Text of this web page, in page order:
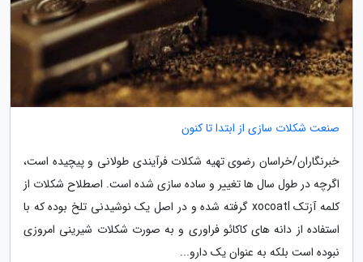
صنعت شکلات سازی از ابتدا تا کنون
خبرنگاران/خراسان رضوی تهیه شکلات فرآیندی طولانی و پیچیده است،
اگرچه در طول سال ها تغییر و ساده سازی شده است. اصطلاح شکلات از
کلمه آزتک xocoatl گرفته شده و در اصل یک نوشیدنی تلخ بوده که با
استفاده از دانه های کاکائو فراوری و به صورت شکلات شیرینی امروزی
نبوده است بلکه به عنوان یک دارو...